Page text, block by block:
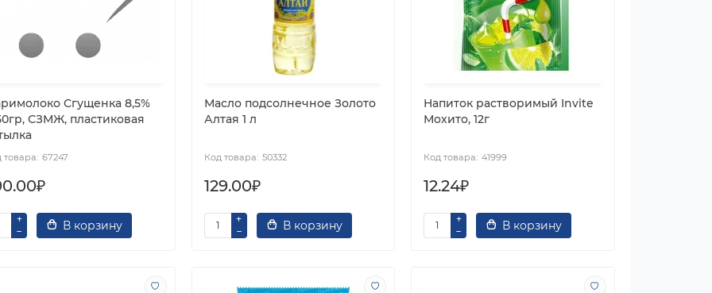
Сгущенка 8,5%
СЗМЖ, пластиковая
67247
В корзину
Масло подсолнечное Золото
Алтая 1 л
50332
129.00₽
В корзину
Напиток растворимый Invite
Мохито, 12г
41999
12.24₽
В корзину